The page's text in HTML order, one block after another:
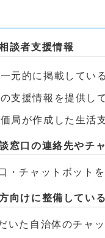
談者支援情報
元的に掲載してい
支援情報を提供し
局が作成した生活
窓口の連絡先やチ
・チャットボット
向けに整備してい
いた自治体のチャ